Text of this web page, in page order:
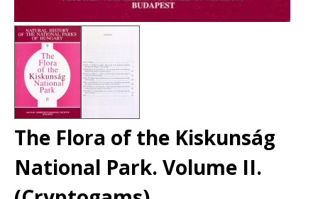
The Flora of the Kiskunság
National Park. Volume II.